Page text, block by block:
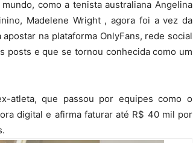
como a tenista australiana Angelina
Madelene Wright , agora foi a vez da
na plataforma OnlyFans, rede social
posts e que se tornou conhecida como um
atleta, que passou por equipes como o
digital e afirma faturar até R$ 40 mil por